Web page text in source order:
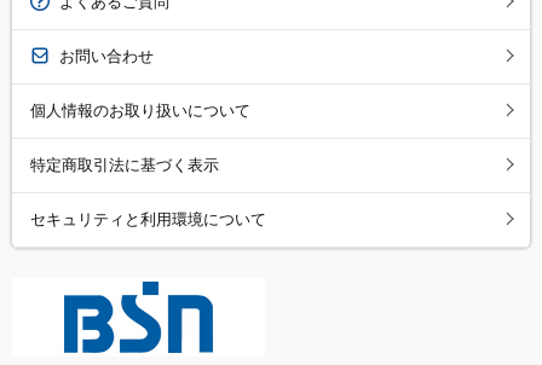
お問い合わせ
個人情報のお取り扱いについて
特定商取引法に基づく表示
セキュリティと利用環境について